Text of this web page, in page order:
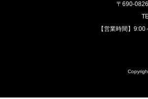
〒690-
【営業時間】